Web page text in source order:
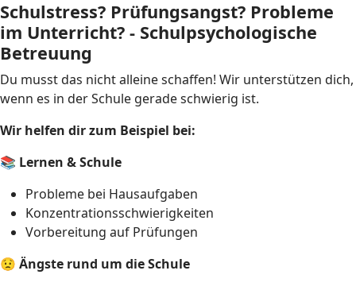
Schulstress? Prüfungsangst? Probleme
im Unterricht? - Schulpsychologische
Betreuung
Du musst das nicht alleine schaffen! Wir unterstützen dich,
wenn es in der Schule gerade schwierig ist.
Wir helfen dir zum Beispiel bei:
📚 Lernen & Schule
Probleme bei Hausaufgaben
Konzentrationsschwierigkeiten
Vorbereitung auf Prüfungen
😟 Ängste rund um die Schule